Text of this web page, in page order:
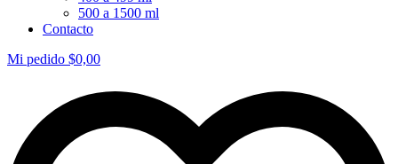
500 a 1500 ml
Contacto
Mi pedido $0,00